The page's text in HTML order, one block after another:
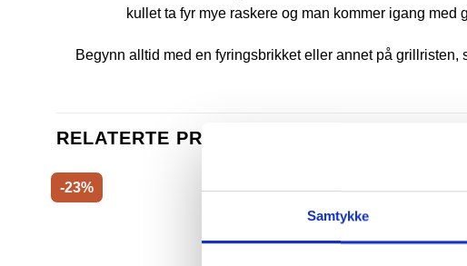
Samtykke
kullet ta fyr mye raskere og man kommer igang
Begynn alltid med en fyringsbrikket eller annet på
RELATERTE PRODUKTER
-23%